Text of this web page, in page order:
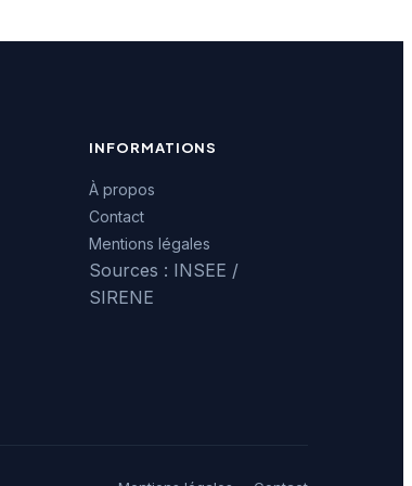
INFORMATIONS
À propos
Contact
Mentions légales
Sources : INSEE /
SIRENE